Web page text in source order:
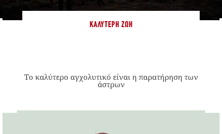
ΚΑΛΎΤΕΡΗ ΖΩΉ
Το καλύτερο αγχολυτικό είναι η παρατήρηση των
άστρων